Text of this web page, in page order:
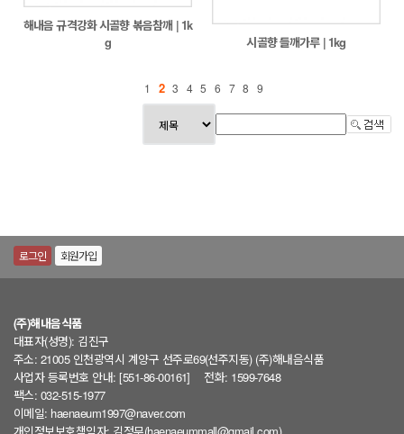
해내음 규격강화 시골향 볶음참깨 | 1k
g
시골향 들깨가루 | 1kg
1 2 3 4 5 6 7 8 9
로그인 회원가입
(주)해내음식품
대표자(성명): 김진구
주소: 21005 인천광역시 계양구 선주로69(선주지동) (주)해내음식품
사업자 등록번호 안내: [551-86-00161]
전화: 1599-7648
팩스: 032-515-1977
이메일: haenaeum1997@naver.com